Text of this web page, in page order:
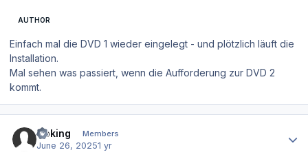
AUTHOR
Einfach mal die DVD 1 wieder eingelegt - und plötzlich läuft die
Installation.
Mal sehen was passiert, wenn die Aufforderung zur DVD 2
kommt.
Goking Members
June 26, 20251 yr